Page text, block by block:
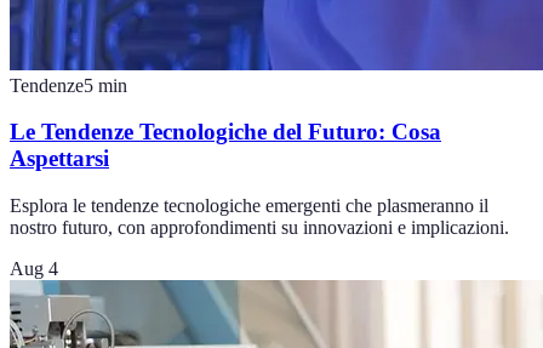
Tendenze5 min
Le Tendenze Tecnologiche del Futuro: Cosa
Aspettarsi
Esplora le tendenze tecnologiche emergenti che plasmeranno il
nostro futuro, con approfondimenti su innovazioni e implicazioni.
Aug 4